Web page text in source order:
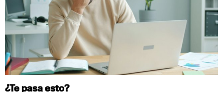
¿Te pasa esto?